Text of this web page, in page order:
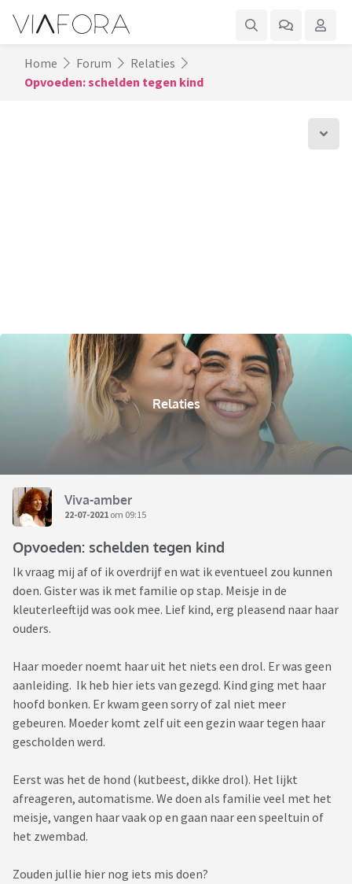
Home Forum
Relaties
Opvoeden: schelden tegen kind
Relaties
Viva-amber
22-07-2021 om 09:15
Opvoeden: schelden tegen kind
Ik vraag mij af of ik overdrijf en wat ik eventueel zou kunnen
doen. Gister was ik met familie op stap. Meisje in de
kleuterleeftijd was ook mee. Lief kind, erg pleasend naar haar
ouders.
Haar moeder noemt haar uit het niets een drol. Er was geen
aanleiding. Ik heb hier iets van gezegd. Kind ging met haar
hoofd bonken. Er kwam geen sorry of zal niet meer
gebeuren. Moeder komt zelf uit een gezin waar tegen haar
gescholden werd.
Eerst was het de hond (kutbeest, dikke drol). Het lijkt
afreageren, automatisme. We doen als familie veel met het
meisje, vangen haar vaak op en gaan naar een speeltuin of
het zwembad.
Zouden jullie hier nog iets mis doen?